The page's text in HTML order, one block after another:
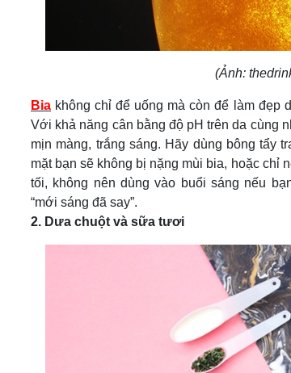
(Ảnh:
Bia không chỉ để uống mà còn để làm đẹp
Với khả năng cân bằng độ pH trên da cùng
mịn màng, trắng sáng. Hãy dùng bông tẩy
mặt bạn sẽ không bị nặng mùi bia, hoặc chỉ
tối, không nên dùng vào buổi sáng nếu
“mới sáng đã say”.
2. Dưa chuột và sữa tươi